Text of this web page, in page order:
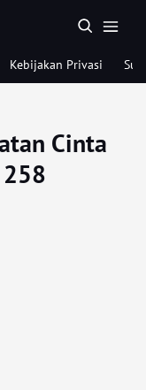
Kebijakan Privasi
Cinta